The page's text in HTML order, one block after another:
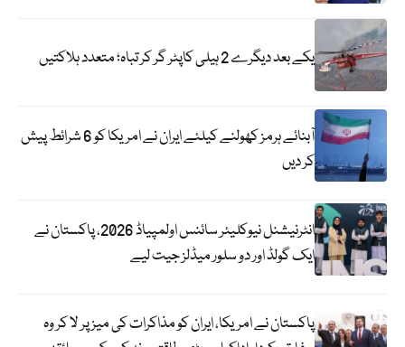
یکے بعد دیگرے 2 ہیلی کاپٹر گر کر تباہ؛ متعدد ہلاکتیں
آبنائے ہرمز کھولنے کیلئے ایران نے امریکا کو 6 شرائط پیش
کر دیں
انٹرنیشنل نیوکلیئر سائنس اولمپیاڈ 2026، پاکستان نے
ایک گولڈ اور دو سلور میڈلز جیت لیے
پاکستان نے امریکا، ایران کو مذاکرات کی میز پر لا کر وہ